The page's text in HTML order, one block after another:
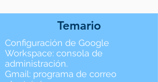
Temario
Configuración de Google
Workspace: consola de
administración.
Gmail: programa de correo